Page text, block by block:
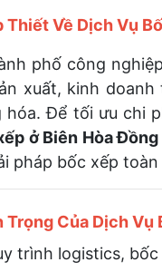
Thiết Về Dịch Vụ
phố công
xuất, kinh
hóa. Để tối ưu chi
ở Biên Hòa Đồng
pháp bốc xếp
Trọng Của Dịch
trình logistics,